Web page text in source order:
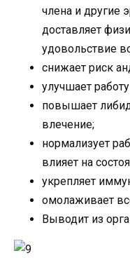
члена и другие
доставляет
удовольствие
снижает риск
улучшает
повышает
влечение;
нормализует
влияет на
укрепляет
омолаживает
Выводит из